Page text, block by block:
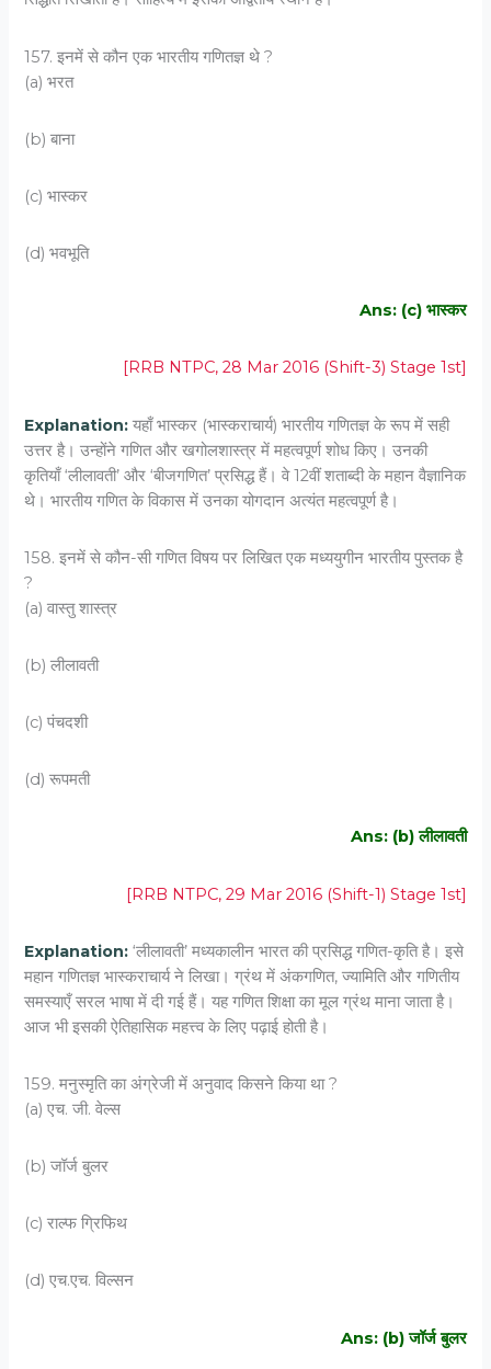
157. इनमें से कौन एक भारतीय गणितज्ञ थे ?
(a) भरत
(b) बाना
(c) भास्कर
(d) भवभूति
Ans: (c) भास्कर
[RRB NTPC, 28 Mar 2016 (Shift-3) Stage 1st]
Explanation: यहाँ भास्कर (भास्कराचार्य) भारतीय गणितज्ञ के रूप में सही
उत्तर है। उन्होंने गणित और खगोलशास्त्र में महत्वपूर्ण शोध किए। उनकी
कृतियाँ ‘लीलावती’ और ‘बीजगणित’ प्रसिद्ध हैं। वे 12वीं शताब्दी के महान वैज्ञानिक
थे। भारतीय गणित के विकास में उनका योगदान अत्यंत महत्वपूर्ण है।
158. इनमें से कौन-सी गणित विषय पर लिखित एक मध्ययुगीन भारतीय पुस्तक है
?
(a) वास्तु शास्त्र
(b) लीलावती
(c) पंचदशी
(d) रूपमती
Ans: (b) लीलावती
[RRB NTPC, 29 Mar 2016 (Shift-1) Stage 1st]
Explanation: ‘लीलावती’ मध्यकालीन भारत की प्रसिद्ध गणित-कृति है। इसे
महान गणितज्ञ भास्कराचार्य ने लिखा। ग्रंथ में अंकगणित, ज्यामिति और गणितीय
समस्याएँ सरल भाषा में दी गई हैं। यह गणित शिक्षा का मूल ग्रंथ माना जाता है।
आज भी इसकी ऐतिहासिक महत्त्व के लिए पढ़ाई होती है।
159. मनुस्मृति का अंग्रेजी में अनुवाद किसने किया था ?
(a) एच. जी. वेल्स
(b) जॉर्ज बुलर
(c) राल्फ ग्रिफिथ
(d) एच.एच. विल्सन
Ans: (b) जॉर्ज बुलर